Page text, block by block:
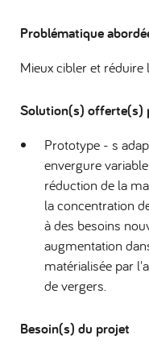
Problématique
Mieux cibler et
Solution(s) offerte(s)
Prototype - s
envergure
réduction de la
la concentration
à des besoins
augmentation
matérialisée par
de vergers.
Besoin(s) du projet